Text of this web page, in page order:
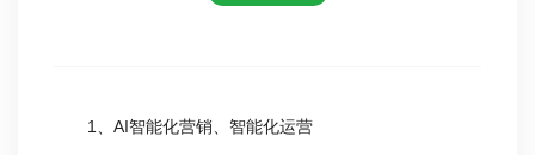
1、AI智能化营销、智能化运营